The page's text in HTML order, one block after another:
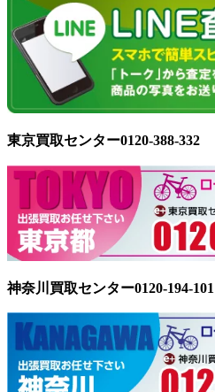
東京買取センター0120-388-332
神奈川買取センター0120-194-101